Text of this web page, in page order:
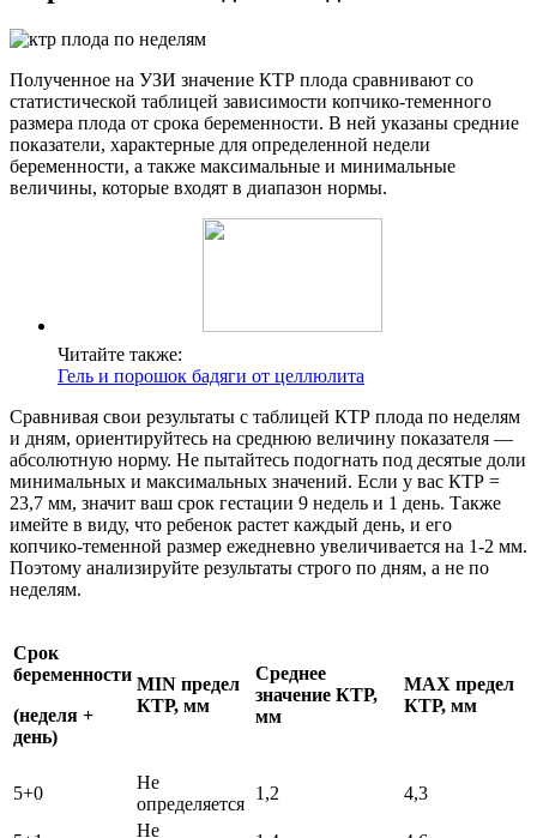
Полученное на УЗИ значение КТР плода сравнивают со
статистической таблицей зависимости копчико-теменного
размера плода от срока беременности. В ней указаны средние
показатели, характерные для определенной недели
беременности, а также максимальные и минимальные
величины, которые входят в диапазон нормы.
Читайте также:
Гель и порошок бадяги от целлюлита
Сравнивая свои результаты с таблицей КТР плода по неделям
и дням, ориентируйтесь на среднюю величину показателя —
абсолютную норму. Не пытайтесь подогнать под десятые доли
минимальных и максимальных значений. Если у вас КТР =
23,7 мм, значит ваш срок гестации 9 недель и 1 день. Также
имейте в виду, что ребенок растет каждый день, и его
копчико-теменной размер ежедневно увеличивается на 1-2 мм.
Поэтому анализируйте результаты строго по дням, а не по
неделям.
Срок
беременности
(неделя +
день)
MIN предел
КТР, мм
Среднее
значение КТР,
мм
MAX предел
КТР, мм
5+0
Не
определяется
1,2 4,3
Не